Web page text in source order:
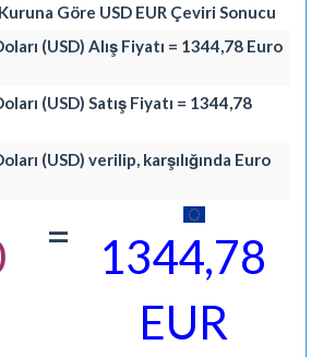
Göre USD EUR Çeviri Sonucu
(USD) Alış Fiyatı = 1344,78 Euro
(USD) Satış Fiyatı = 1344,78
(USD) verilip, karşılığında Euro
=
1344,78
EUR